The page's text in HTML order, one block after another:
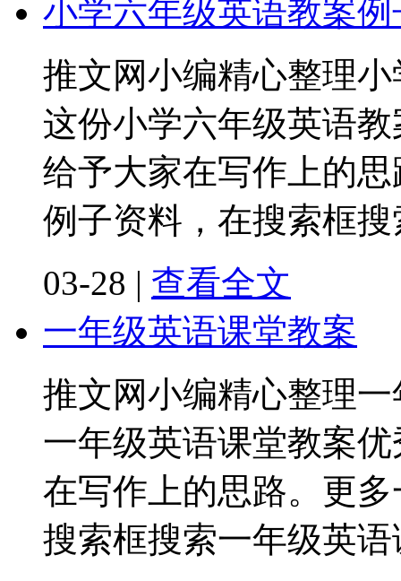
小学六年级英语教案例
推文网小编精心整理
这份小学六年级英语
给予大家在写作上的
例子资料，在搜索框
03-28 | 查看全文
一年级英语课堂教案
推文网小编精心整理
一年级英语课堂教案
在写作上的思路。更
搜索框搜索一年级英